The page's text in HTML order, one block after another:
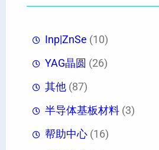
Inp|ZnSe (10)
YAG晶圆 (26)
其他 (87)
半导体基板材料 (3)
帮助中心 (16)